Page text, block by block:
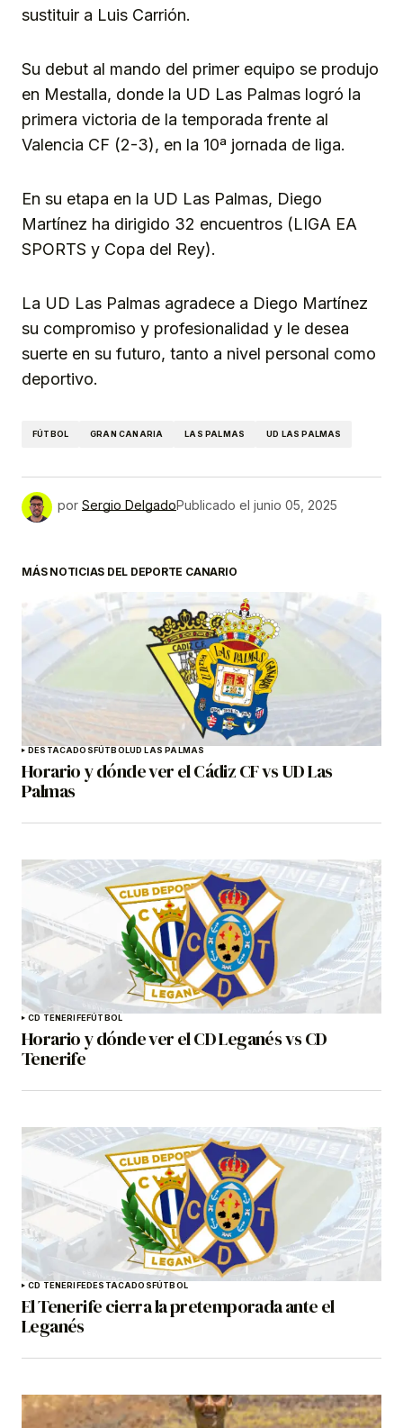
sustituir a Luis Carrión.
Su debut al mando del primer equipo se produjo
en Mestalla, donde la UD Las Palmas logró la
primera victoria de la temporada frente al
Valencia CF (2-3), en la 10ª jornada de liga.
En su etapa en la UD Las Palmas, Diego
Martínez ha dirigido 32 encuentros (LIGA EA
SPORTS y Copa del Rey).
La UD Las Palmas agradece a Diego Martínez
su compromiso y profesionalidad y le desea
suerte en su futuro, tanto a nivel personal como
deportivo.
FÚTBOL GRAN CANARIA LAS PALMAS UD LAS PALMAS
por Sergio DelgadoPublicado el junio 05, 2025
MÁS NOTICIAS DEL DEPORTE CANARIO
DESTACADOSFÚTBOLUD LAS PALMAS
Horario y dónde ver el Cádiz CF vs UD Las
Palmas
CD TENERIFEFÚTBOL
Horario y dónde ver el CD Leganés vs CD
Tenerife
CD TENERIFEDESTACADOSFÚTBOL
El Tenerife cierra la pretemporada ante el
Leganés